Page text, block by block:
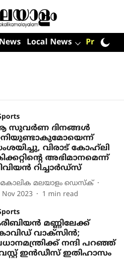
Local News Premium
സുവര്‍ണ ദിനങ്ങള്‍
വിരാട് കോഹ്‌ലി
അഭിമാനമെന്ന്
റിച്ചാര്‍ഡ്‌സ്
മലയാളം ഡെസ്ക്
Nov 2023
1 min read
മണ്ണിലേക്ക്
വാക്‌സിന്‍;
നന്ദി പറഞ്ഞ്
ഇന്‍ഡീസ് ഇതിഹാസം